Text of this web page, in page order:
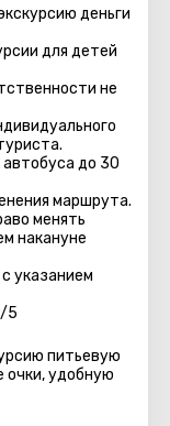
деньги
для детей
не
до 30
маршрута.
менять
накануне
указанием
5
питьевую
очки, удобную